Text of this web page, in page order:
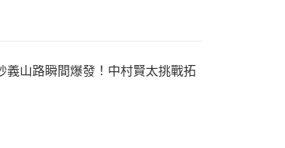
查看運費
山路瞬間爆發！中村賢太挑戰拓